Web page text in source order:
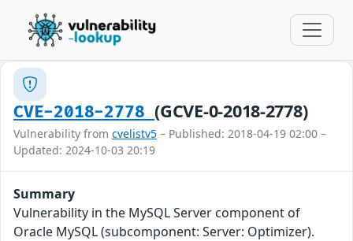
CVE-2018-2778(GCVE-0-2018-2778)
Vulnerability from cvelistv5 – Published: 2018-04-19 02:00 –
Updated: 2024-10-03 20:19
Summary
Vulnerability in the MySQL Server component of
Oracle MySQL (subcomponent: Server: Optimizer).